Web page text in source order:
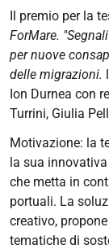
e
applicazioni
concrete”
2024-
01-
2024-
01-
Il premio per la
ForMare.
per nuove
delle migrazioni.
Ion Durnea con
Turrini, Giulia
Motivazione: la
la sua
che metta in
portuali. La
creativo,
tematiche di